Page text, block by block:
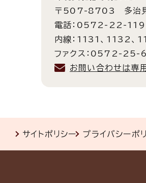
〒507-8703 多治見
電話：0572-22-
内線：1131、1132、
ファクス：0572-25-
お問い合わせは専
サイトポリシー プライバシーポ